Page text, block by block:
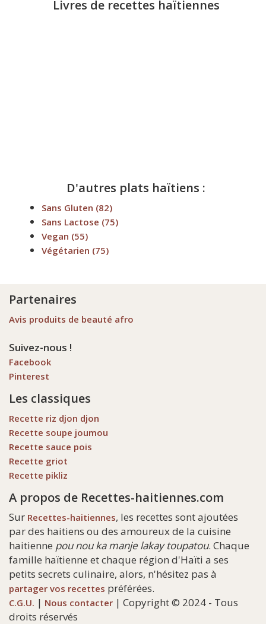
Livres de recettes haïtiennes
D'autres plats haïtiens :
Sans Gluten (82)
Sans Lactose (75)
Vegan (55)
Végétarien (75)
Partenaires
Avis produits de beauté afro
Suivez-nous !
Facebook
Pinterest
Les classiques
Recette riz djon djon
Recette soupe joumou
Recette sauce pois
Recette griot
Recette pikliz
A propos de Recettes-haitiennes.com
Sur Recettes-haitiennes, les recettes sont ajoutées
par des haitiens ou des amoureux de la cuisine
haitienne pou nou ka manje lakay toupatou. Chaque
famille haïtienne et chaque région d'Haïti a ses
petits secrets culinaire, alors, n'hésitez pas à
partager vos recettes préférées.
C.G.U. | Nous contacter | Copyright © 2024 - Tous
droits réservés